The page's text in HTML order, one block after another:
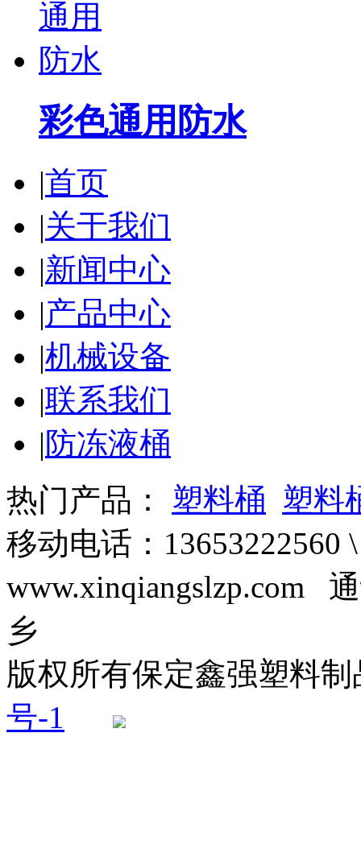
彩色通用防水
|首页
|关于我们
|新闻中心
|产品中心
|机械设备
|联系我们
|防冻液桶
热门产品： 塑料桶 塑料
移动电话：
www.xinqiangslzp.com
乡
版权所有保定鑫强塑料
号-1